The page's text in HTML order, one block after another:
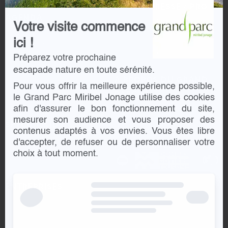
Votre visite commence
ici !
Préparez votre prochaine
escapade nature en toute sérénité.
Pour vous offrir la meilleure expérience possible,
le Grand Parc Miribel Jonage utilise des cookies
afin d'assurer le bon fonctionnement du site,
mesurer son audience et vous proposer des
contenus adaptés à vos envies. Vous êtes libre
d'accepter, de refuser ou de personnaliser votre
choix à tout moment.
AGENDA
Jardinons ensemble
Stages Enfants Juillet-Août 2026
Aquaparc BeFUN
Initiation Tir à l'arc
Initiation Voile
Triathlon des Roses Lyon 2026
Compétitions de Golf
SPÉCIAL KIDS
Anniversaires Enfants
École de Golf
Stages Enfants
ESPACE PRESSE / PRO
Communiqué de presse
Consultations / Marché publics
Offre d’emplois
À PROPOS DU GRAND
PARC
SPL Segapal
Syndicat du Symalim
PARTENAIRES